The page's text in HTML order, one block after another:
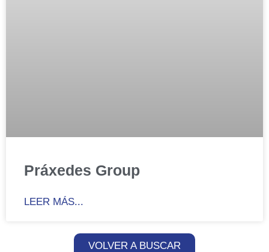
Práxedes Group
LEER MÁS...
VOLVER A BUSCAR